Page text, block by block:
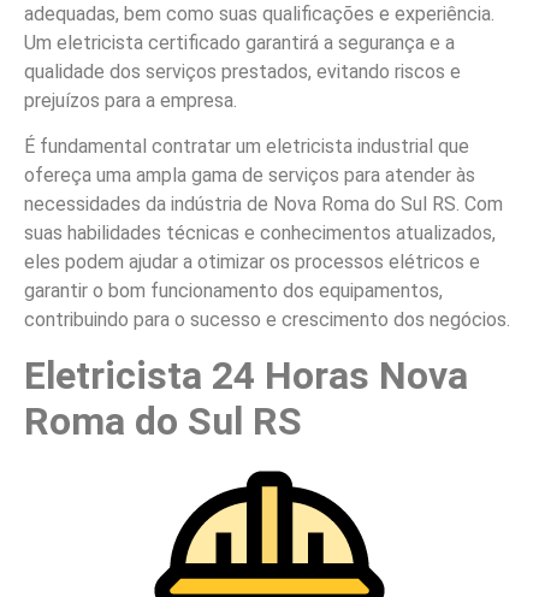
adequadas, bem como suas qualificações e experiência.
Um eletricista certificado garantirá a segurança e a
qualidade dos serviços prestados, evitando riscos e
prejuízos para a empresa.
É fundamental contratar um eletricista industrial que
ofereça uma ampla gama de serviços para atender às
necessidades da indústria de Nova Roma do Sul RS. Com
suas habilidades técnicas e conhecimentos atualizados,
eles podem ajudar a otimizar os processos elétricos e
garantir o bom funcionamento dos equipamentos,
contribuindo para o sucesso e crescimento dos negócios.
Eletricista 24 Horas Nova
Roma do Sul RS